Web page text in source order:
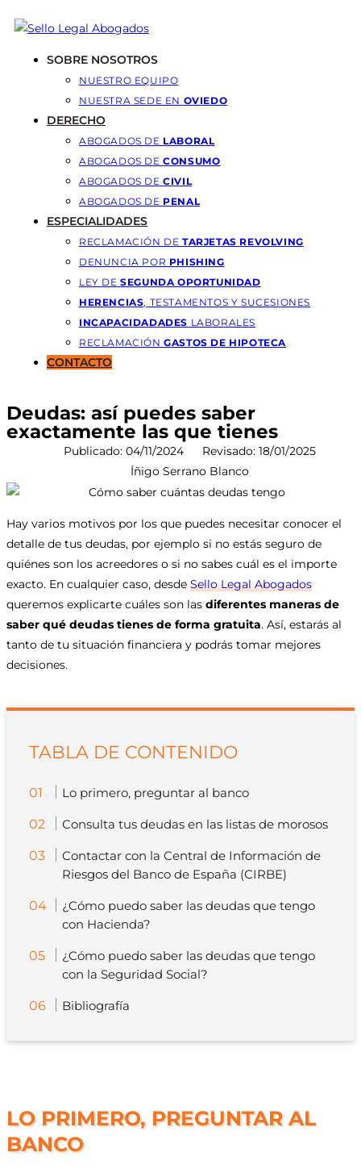
SOBRE NOSOTROS
NUESTRO EQUIPO
NUESTRA SEDE EN OVIEDO
DERECHO
ABOGADOS DE LABORAL
ABOGADOS DECONSUMO
ABOGADOS DECIVIL
ABOGADOS DE PENAL
ESPECIALIDADES
RECLAMACIÓN DE TARJETAS REVOLVING
DENUNCIA POR PHISHING
LEY DESEGUNDA OPORTUNIDAD
HERENCIAS, TESTAMENTOS Y SUCESIONES
INCAPACIDADADES LABORALES
RECLAMACIÓNGASTOS DE HIPOTECA
CONTACTO
Deudas: así puedes saber
exactamente las que tienes
Publicado: 04/11/2024
Revisado: 18/01/2025
Íñigo Serrano Blanco
Hay varios motivos por los que puedes necesitar conocer el
detalle de tus deudas, por ejemplo si no estás seguro de
quiénes son los acreedores o si no sabes cuál es el importe
exacto. En cualquier caso, desde Sello Legal Abogados
queremos explicarte cuáles son las diferentes maneras de
saber qué deudas tienes de forma gratuita. Así, estarás al
tanto de tu situación financiera y podrás tomar mejores
decisiones.
TABLA DE CONTENIDO
Lo primero, preguntar al banco
Consulta tus deudas en las listas de morosos
Contactar con la Central de Información de
Riesgos del Banco de España (CIRBE)
¿Cómo puedo saber las deudas que tengo
con Hacienda?
¿Cómo puedo saber las deudas que tengo
con la Seguridad Social?
Bibliografía
LO PRIMERO, PREGUNTAR AL
BANCO